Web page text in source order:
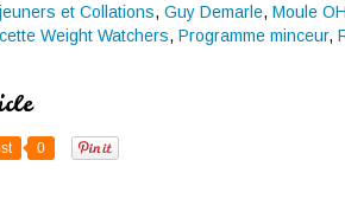
et Collations, Guy Demarle, Moule
Weight Watchers, Programme minceur,
0